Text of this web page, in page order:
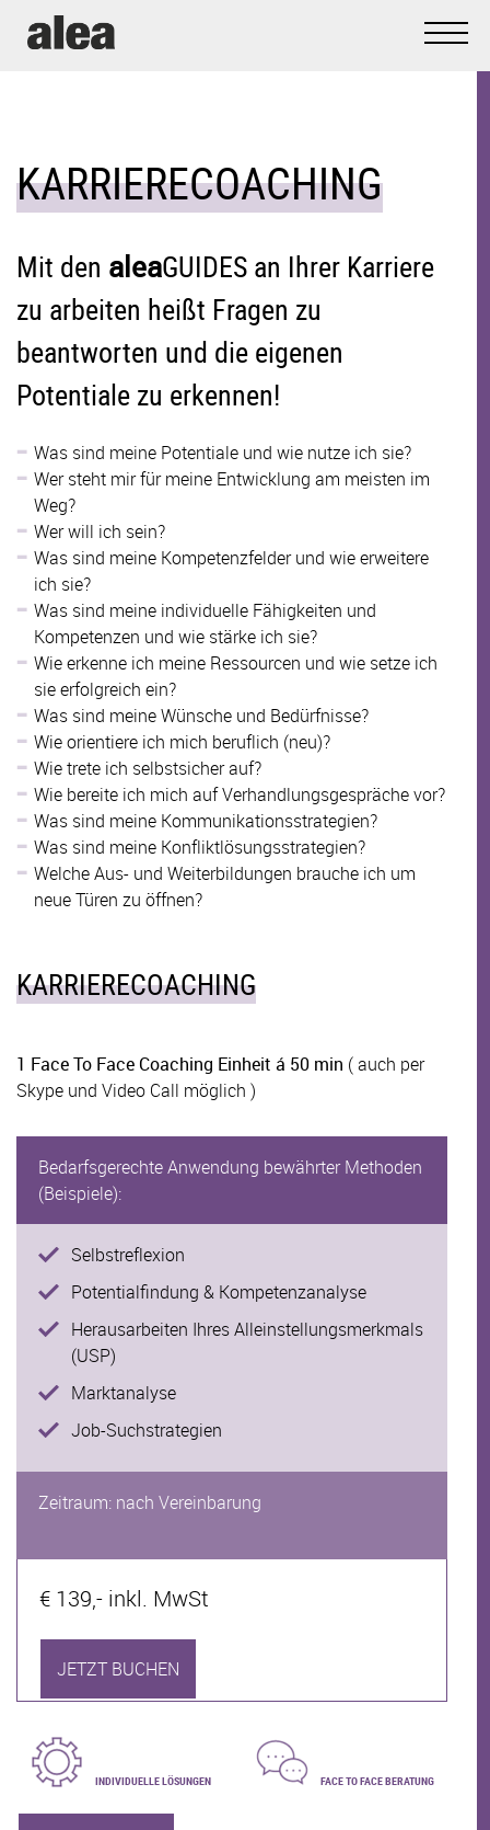
Inhalt
KARRIERECOACHING
Mit den aleaGUIDES an Ihrer Karriere
zu arbeiten heißt Fragen zu
beantworten und die eigenen
Potentiale zu erkennen!
Was sind meine Potentiale und wie nutze ich sie?
Wer steht mir für meine Entwicklung am meisten im
Weg?
Wer will ich sein?
Was sind meine Kompetenzfelder und wie erweitere
ich sie?
Was sind meine individuelle Fähigkeiten und
Kompetenzen und wie stärke ich sie?
Wie erkenne ich meine Ressourcen und wie setze ich
sie erfolgreich ein?
Was sind meine Wünsche und Bedürfnisse?
Wie orientiere ich mich beruflich (neu)?
Wie trete ich selbstsicher auf?
Wie bereite ich mich auf Verhandlungsgespräche vor?
Was sind meine Kommunikationsstrategien?
Was sind meine Konfliktlösungsstrategien?
Welche Aus- und Weiterbildungen brauche ich um
neue Türen zu öffnen?
KARRIERECOACHING
1 Face To Face Coaching Einheit á 50 min ( auch per
Skype und Video Call möglich )
Bedarfsgerechte Anwendung bewährter Methoden
(Beispiele):
Selbstreflexion
Potentialfindung & Kompetenzanalyse
Herausarbeiten Ihres Alleinstellungsmerkmals
(USP)
Marktanalyse
Job-Suchstrategien
Zeitraum: nach Vereinbarung
€ 139,- inkl. MwSt
JETZT BUCHEN
INDIVIDUELLE LÖSUNGEN FACE TO FACE BERATUNG